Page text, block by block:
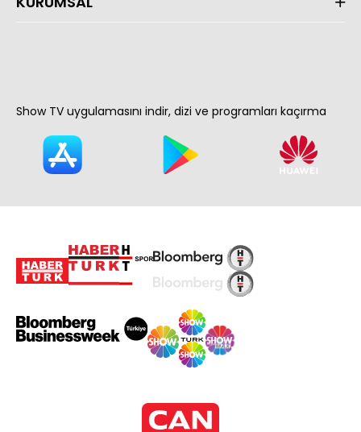
Show TV uygulamasını indir, dizi ve programları kaçırma